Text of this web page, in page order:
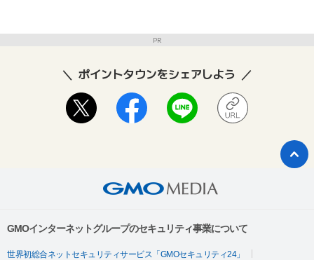
PR
ポイントタウンをシェアしよう
GMOインターネットグループのセキュリティ事業について
世界初総合ネットセキュリティサービス「GMOセキュリティ24」